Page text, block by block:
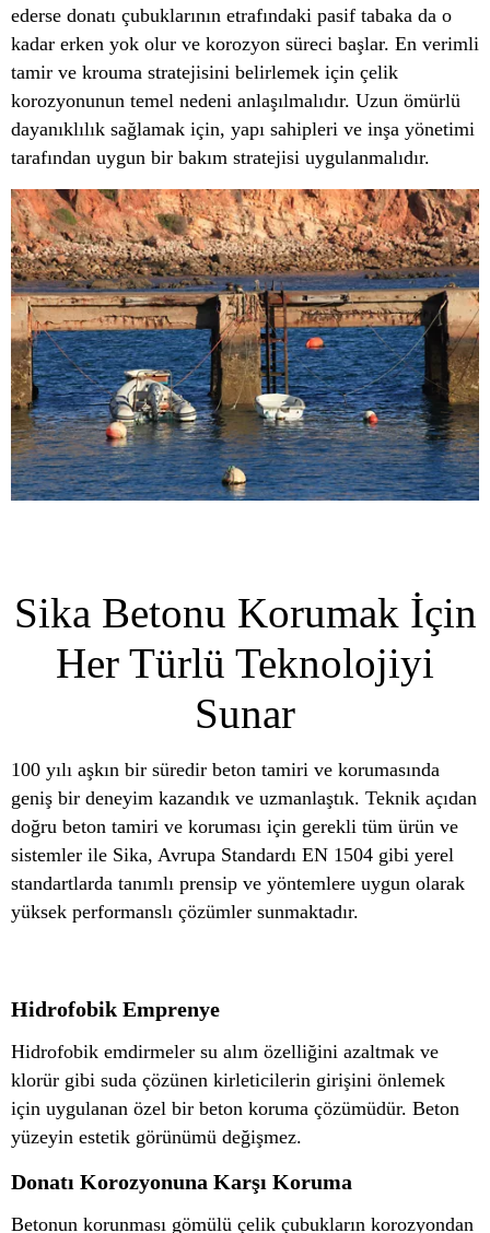
ederse donatı çubuklarının etrafındaki pasif tabaka da o
kadar erken yok olur ve korozyon süreci başlar. En verimli
tamir ve krouma stratejisini belirlemek için çelik
korozyonunun temel nedeni anlaşılmalıdır. Uzun ömürlü
dayanıklılık sağlamak için, yapı sahipleri ve inşa yönetimi
tarafından uygun bir bakım stratejisi uygulanmalıdır.
Sika Betonu Korumak İçin
Her Türlü Teknolojiyi
Sunar
100 yılı aşkın bir süredir beton tamiri ve korumasında
geniş bir deneyim kazandık ve uzmanlaştık. Teknik açıdan
doğru beton tamiri ve koruması için gerekli tüm ürün ve
sistemler ile Sika, Avrupa Standardı EN 1504 gibi yerel
standartlarda tanımlı prensip ve yöntemlere uygun olarak
yüksek performanslı çözümler sunmaktadır.
Hidrofobik Emprenye
Hidrofobik emdirmeler su alım özelliğini azaltmak ve
klorür gibi suda çözünen kirleticilerin girişini önlemek
için uygulanan özel bir beton koruma çözümüdür. Beton
yüzeyin estetik görünümü değişmez.
Donatı Korozyonuna Karşı Koruma
Betonun korunması gömülü çelik çubukların korozyondan